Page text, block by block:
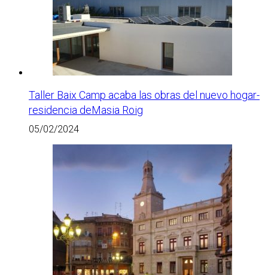
Taller Baix Camp acaba las obras del nuevo hogar-
residencia deMasia Roig
05/02/2024